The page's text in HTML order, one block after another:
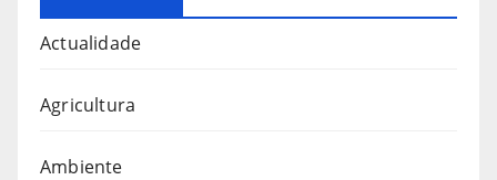
Actualidade
Agricultura
Ambiente